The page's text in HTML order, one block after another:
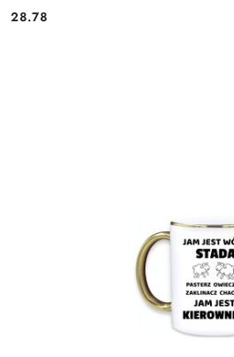
Cena:
28.78